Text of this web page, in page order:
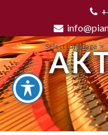
Select Language ▼